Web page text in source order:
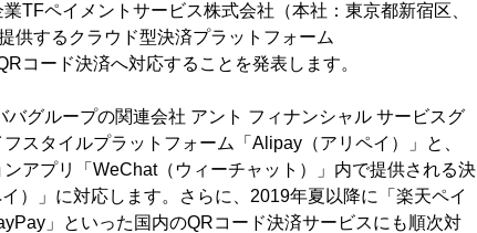
TFペイメントサービス株式会社（本社：東京都新宿区、
供するクラウド型決済プラットフォーム
コード決済へ対応することを発表します。
グループの関連会社 アント フィナンシャル サービスグ
スタイルプラットフォーム「Alipay（アリペイ）」と、
アプリ「WeChat（ウィーチャット）」内で提供される決
）」に対応します。さらに、2019年夏以降に「楽天ペイ
」といった国内のQRコード決済サービスにも順次対